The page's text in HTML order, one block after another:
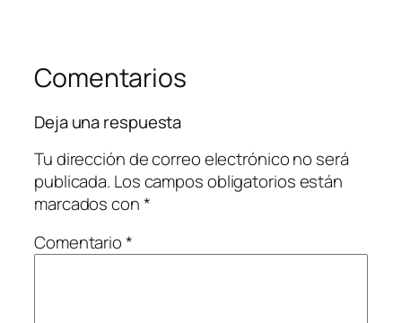
Comentarios
Deja una respuesta
Tu dirección de correo electrónico no será
publicada. Los campos obligatorios están
marcados con*
Comentario*